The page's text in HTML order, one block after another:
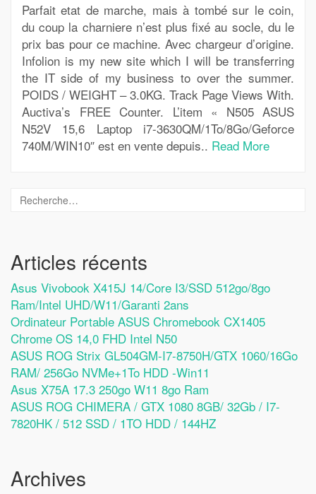
Parfait etat de marche, mais à tombé sur le coin,
du coup la charniere n’est plus fixé au socle, du le
prix bas pour ce machine. Avec chargeur d’origine.
Infolion is my new site which I will be transferring
the IT side of my business to over the summer.
POIDS / WEIGHT – 3.0KG. Track Page Views With.
Auctiva’s FREE Counter. L’item « N505 ASUS
N52V 15,6 Laptop i7-3630QM/1To/8Go/Geforce
740M/WIN10″ est en vente depuis.. Read More
Articles récents
Asus Vivobook X415J 14/Core I3/SSD 512go/8go
Ram/Intel UHD/W11/Garanti 2ans
Ordinateur Portable ASUS Chromebook CX1405
Chrome OS 14,0 FHD Intel N50
ASUS ROG Strix GL504GM-I7-8750H/GTX 1060/16Go
RAM/ 256Go NVMe+1To HDD -Win11
Asus X75A 17.3 250go W11 8go Ram
ASUS ROG CHIMERA / GTX 1080 8GB/ 32Gb / I7-
7820HK / 512 SSD / 1TO HDD / 144HZ
Archives